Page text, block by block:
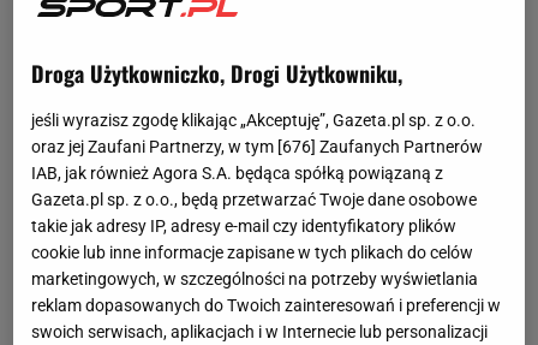
Droga Użytkowniczko, Drogi Użytkowniku,
jeśli wyrazisz zgodę klikając „Akceptuję”, Gazeta.pl sp. z o.o.
oraz jej Zaufani Partnerzy, w tym [676] Zaufanych Partnerów
IAB, jak również Agora S.A. będąca spółką powiązaną z
Gazeta.pl sp. z o.o., będą przetwarzać Twoje dane osobowe
takie jak adresy IP, adresy e-mail czy identyfikatory plików
cookie lub inne informacje zapisane w tych plikach do celów
marketingowych, w szczególności na potrzeby wyświetlania
reklam dopasowanych do Twoich zainteresowań i preferencji w
swoich serwisach, aplikacjach i w Internecie lub personalizacji